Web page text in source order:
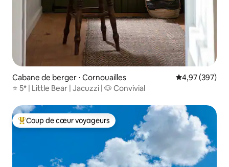
Cabane de berger ⋅ Cornouailles Évaluation
4,97 (397)
⭐️ 5* | Little Bear | Jacuzzi | 🐶 Convivial
Coups de cœur voyageurs les plus appréciés
Coup de cœur voyageurs